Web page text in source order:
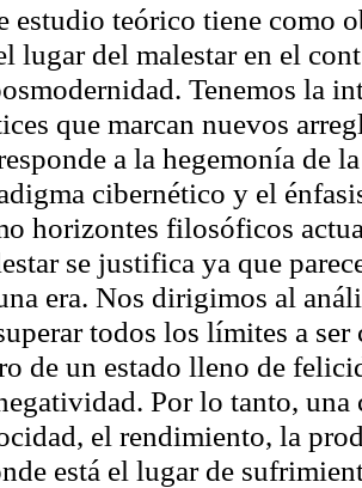
estudio teórico tiene como
lugar del malestar en el
Tenemos la
que marcan nuevos
a la hegemonía de
cibernético y el
horizontes filosóficos
se justifica ya que
era. Nos dirigimos al
todos los límites a
de un estado lleno de
Por lo tanto,
el rendimiento, la
está el lugar de